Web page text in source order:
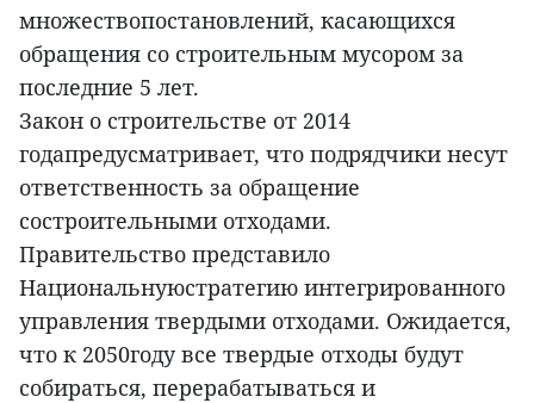
множествопостановлений, касающихся
обращения со строительным мусором за
последние 5 лет.
Закон о строительстве от 2014
годапредусматривает, что подрядчики несут
ответственность за обращение
состроительными отходами.
Правительство представило
Национальнуюстратегию интегрированного
управления твердыми отходами. Ожидается,
что к 2050году все твердые отходы будут
собираться, перерабатываться и